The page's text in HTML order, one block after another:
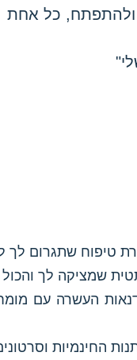
ולהתפתח, כל אחת
טיפוח שתגרום לך
שמציקה לך
העשרה עם
החינמיות